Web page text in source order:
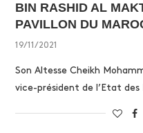
BIN RASHID AL
PAVILLON DU
19/11/2021
Son Altesse Cheikh
vice-président de l’Etat